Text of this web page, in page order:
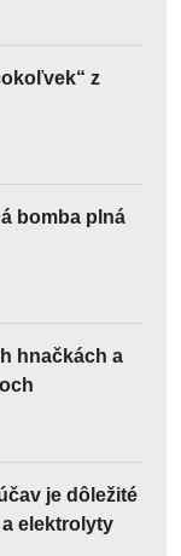
z
bomba plná
hnačkách a
je dôležité
elektrolyty